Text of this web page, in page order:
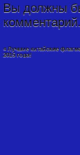
Вы должны
комментарий.
«Лучшие китайские
2015 года!